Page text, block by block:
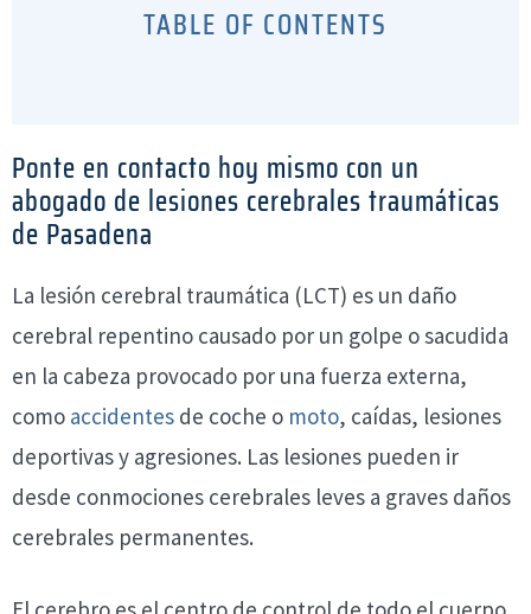
TABLE OF CONTENTS
Ponte en contacto hoy mismo con un
abogado de lesiones cerebrales traumáticas
de Pasadena
La lesión cerebral traumática (LCT) es un daño
cerebral repentino causado por un golpe o sacudida
en la cabeza provocado por una fuerza externa,
como accidentes de coche o moto, caídas, lesiones
deportivas y agresiones. Las lesiones pueden ir
desde conmociones cerebrales leves a graves daños
cerebrales permanentes.